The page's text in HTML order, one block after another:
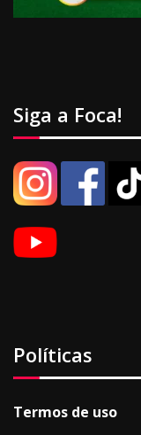
Siga a Foca!
Políticas
Termos de uso